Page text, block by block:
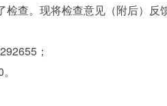
查。现将检查意见（附后）
；